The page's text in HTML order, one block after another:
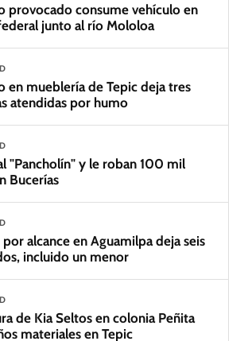
provocado consume vehículo en
junto al río Mololoa
en mueblería de Tepic deja tres
atendidas por humo
"Pancholín" y le roban 100 mil
Bucerías
alcance en Aguamilpa deja seis
incluido un menor
de Kia Seltos en colonia Peñita
materiales en Tepic